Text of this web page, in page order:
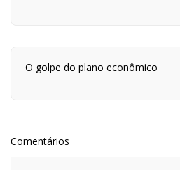
O golpe do plano econômico
Comentários